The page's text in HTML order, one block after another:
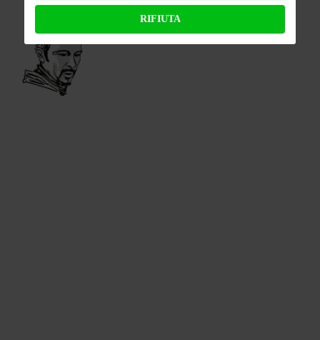
RIFIUTA